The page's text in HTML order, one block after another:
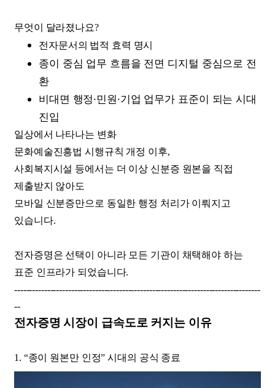
무엇이 달라졌나요?
전자문서의 법적 효력 명시
종이 중심 업무 흐름을 전면 디지털 중심으로 전
환
비대면 행정·민원·기업 업무가 표준이 되는 시대
진입
일상에서 나타나는 변화
문화예술진흥법 시행규칙 개정 이후,
사회복지시설 등에서는 더 이상 신분증 원본을 직접
제출받지 않아도
모바일 신분증만으로 동일한 행정 처리가 이뤄지고
있습니다.
전자증명은 선택이 아니라 모든 기관이 채택해야 하는
표준 인프라가 되었습니다.
----------------------------------------------------------------------------------
--
전자증명 시장이 급속도로 커지는 이유
1. “종이 원본만 인정” 시대의 공식 종료